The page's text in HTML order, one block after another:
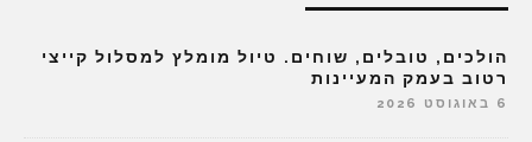
הולכים, טובלים, שוחים. טיול מומלץ למסלול קייצי
רטוב בעמק המעיינות
6 באוגוסט 2026